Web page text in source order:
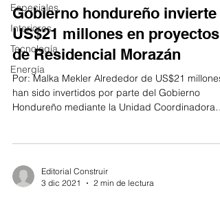
Especiales
Interiores
Tecnología
Energía
Gobierno hondureño invierte
US$21 millones en proyectos
de Residencial Morazán
Por: Malka Mekler Alrededor de US$21 millones
han sido invertidos por parte del Gobierno
Hondureño mediante la Unidad Coordinadora
Editorial Construir
3 dic 2021
2 min de lectura